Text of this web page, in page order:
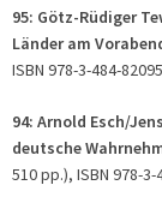
95: Götz-Rüdiger
Länder am
ISBN 978-3-484-
94: Arnold Esch/
deutsche
510 pp.), ISBN 978-3-